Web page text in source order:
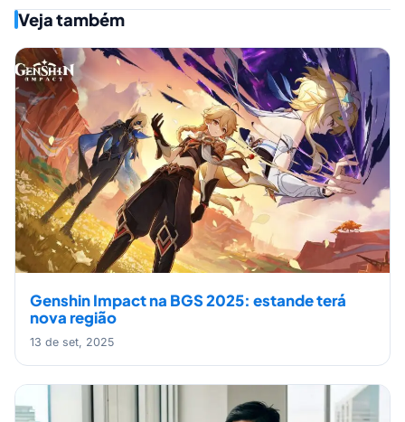
Veja também
Genshin Impact na BGS 2025: estande terá
nova região
13 de set, 2025